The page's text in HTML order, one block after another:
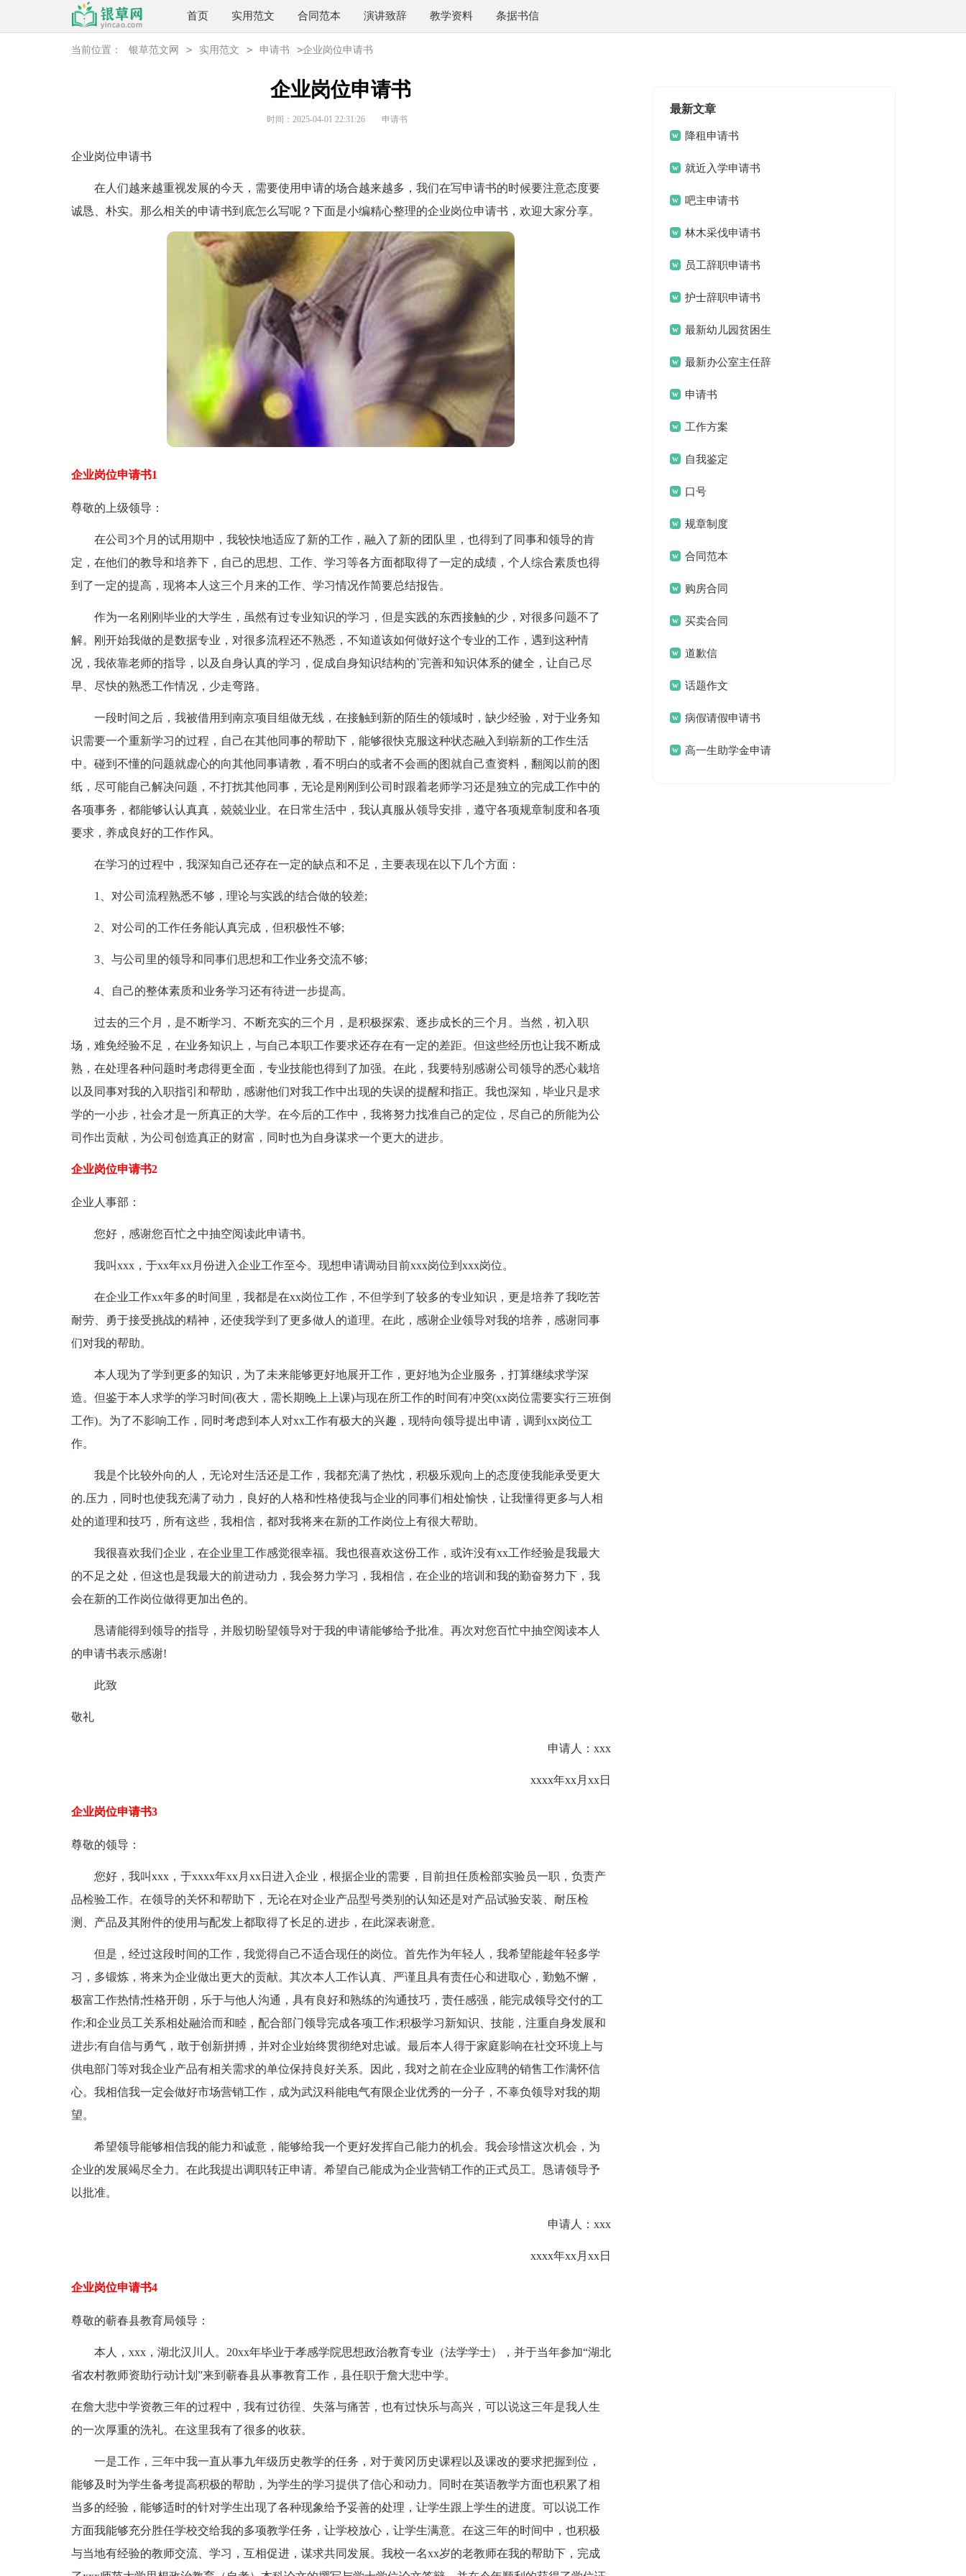
首页 实用范文 合同范本 演讲致辞 教学资料 条据书信
当前位置： 银草范文网 > 实用范文 > 申请书 >企业岗位申请书
企业岗位申请书
时间：2025-04-01 22:31:26 申请书
企业岗位申请书
在人们越来越重视发展的今天，需要使用申请的场合越来越多，我们在写申请书的时候要注意态度要
诚恳、朴实。那么相关的申请书到底怎么写呢？下面是小编精心整理的企业岗位申请书，欢迎大家分享。
企业岗位申请书1
尊敬的上级领导：
在公司3个月的试用期中，我较快地适应了新的工作，融入了新的团队里，也得到了同事和领导的肯
定，在他们的教导和培养下，自己的思想、工作、学习等各方面都取得了一定的成绩，个人综合素质也得
到了一定的提高，现将本人这三个月来的工作、学习情况作简要总结报告。
作为一名刚刚毕业的大学生，虽然有过专业知识的学习，但是实践的东西接触的少，对很多问题不了
解。刚开始我做的是数据专业，对很多流程还不熟悉，不知道该如何做好这个专业的工作，遇到这种情
况，我依靠老师的指导，以及自身认真的学习，促成自身知识结构的`完善和知识体系的健全，让自己尽
早、尽快的熟悉工作情况，少走弯路。
一段时间之后，我被借用到南京项目组做无线，在接触到新的陌生的领域时，缺少经验，对于业务知
识需要一个重新学习的过程，自己在其他同事的帮助下，能够很快克服这种状态融入到崭新的工作生活
中。碰到不懂的问题就虚心的向其他同事请教，看不明白的或者不会画的图就自己查资料，翻阅以前的图
纸，尽可能自己解决问题，不打扰其他同事，无论是刚刚到公司时跟着老师学习还是独立的完成工作中的
各项事务，都能够认认真真，兢兢业业。在日常生活中，我认真服从领导安排，遵守各项规章制度和各项
要求，养成良好的工作作风。
在学习的过程中，我深知自己还存在一定的缺点和不足，主要表现在以下几个方面：
1、对公司流程熟悉不够，理论与实践的结合做的较差;
2、对公司的工作任务能认真完成，但积极性不够;
3、与公司里的领导和同事们思想和工作业务交流不够;
4、自己的整体素质和业务学习还有待进一步提高。
过去的三个月，是不断学习、不断充实的三个月，是积极探索、逐步成长的三个月。当然，初入职
场，难免经验不足，在业务知识上，与自己本职工作要求还存在有一定的差距。但这些经历也让我不断成
熟，在处理各种问题时考虑得更全面，专业技能也得到了加强。在此，我要特别感谢公司领导的悉心栽培
以及同事对我的入职指引和帮助，感谢他们对我工作中出现的失误的提醒和指正。我也深知，毕业只是求
学的一小步，社会才是一所真正的大学。在今后的工作中，我将努力找准自己的定位，尽自己的所能为公
司作出贡献，为公司创造真正的财富，同时也为自身谋求一个更大的进步。
企业岗位申请书2
企业人事部：
您好，感谢您百忙之中抽空阅读此申请书。
我叫xxx，于xx年xx月份进入企业工作至今。现想申请调动目前xxx岗位到xxx岗位。
在企业工作xx年多的时间里，我都是在xx岗位工作，不但学到了较多的专业知识，更是培养了我吃苦
耐劳、勇于接受挑战的精神，还使我学到了更多做人的道理。在此，感谢企业领导对我的培养，感谢同事
们对我的帮助。
本人现为了学到更多的知识，为了未来能够更好地展开工作，更好地为企业服务，打算继续求学深
造。但鉴于本人求学的学习时间(夜大，需长期晚上上课)与现在所工作的时间有冲突(xx岗位需要实行三班倒
工作)。为了不影响工作，同时考虑到本人对xx工作有极大的兴趣，现特向领导提出申请，调到xx岗位工
作。
我是个比较外向的人，无论对生活还是工作，我都充满了热忱，积极乐观向上的态度使我能承受更大
的.压力，同时也使我充满了动力，良好的人格和性格使我与企业的同事们相处愉快，让我懂得更多与人相
处的道理和技巧，所有这些，我相信，都对我将来在新的工作岗位上有很大帮助。
我很喜欢我们企业，在企业里工作感觉很幸福。我也很喜欢这份工作，或许没有xx工作经验是我最大
的不足之处，但这也是我最大的前进动力，我会努力学习，我相信，在企业的培训和我的勤奋努力下，我
会在新的工作岗位做得更加出色的。
恳请能得到领导的指导，并殷切盼望领导对于我的申请能够给予批准。再次对您百忙中抽空阅读本人
的申请书表示感谢!
此致
敬礼
申请人：xxx
xxxx年xx月xx日
企业岗位申请书3
尊敬的领导：
您好，我叫xxx，于xxxx年xx月xx日进入企业，根据企业的需要，目前担任质检部实验员一职，负责产
品检验工作。在领导的关怀和帮助下，无论在对企业产品型号类别的认知还是对产品试验安装、耐压检
测、产品及其附件的使用与配发上都取得了长足的.进步，在此深表谢意。
但是，经过这段时间的工作，我觉得自己不适合现任的岗位。首先作为年轻人，我希望能趁年轻多学
习，多锻炼，将来为企业做出更大的贡献。其次本人工作认真、严谨且具有责任心和进取心，勤勉不懈，
极富工作热情;性格开朗，乐于与他人沟通，具有良好和熟练的沟通技巧，责任感强，能完成领导交付的工
作;和企业员工关系相处融洽而和睦，配合部门领导完成各项工作;积极学习新知识、技能，注重自身发展和
进步;有自信与勇气，敢于创新拼搏，并对企业始终贯彻绝对忠诚。最后本人得于家庭影响在社交环境上与
供电部门等对我企业产品有相关需求的单位保持良好关系。因此，我对之前在企业应聘的销售工作满怀信
心。我相信我一定会做好市场营销工作，成为武汉科能电气有限企业优秀的一分子，不辜负领导对我的期
望。
希望领导能够相信我的能力和诚意，能够给我一个更好发挥自己能力的机会。我会珍惜这次机会，为
企业的发展竭尽全力。在此我提出调职转正申请。希望自己能成为企业营销工作的正式员工。恳请领导予
以批准。
申请人：xxx
xxxx年xx月xx日
企业岗位申请书4
尊敬的蕲春县教育局领导：
本人，xxx，湖北汉川人。20xx年毕业于孝感学院思想政治教育专业（法学学士），并于当年参加“湖北
省农村教师资助行动计划”来到蕲春县从事教育工作，县任职于詹大悲中学。
在詹大悲中学资教三年的过程中，我有过彷徨、失落与痛苦，也有过快乐与高兴，可以说这三年是我人生
的一次厚重的洗礼。在这里我有了很多的收获。
一是工作，三年中我一直从事九年级历史教学的任务，对于黄冈历史课程以及课改的要求把握到位，
能够及时为学生备考提高积极的帮助，为学生的学习提供了信心和动力。同时在英语教学方面也积累了相
当多的经验，能够适时的针对学生出现了各种现象给予妥善的处理，让学生跟上学生的进度。可以说工作
方面我能够充分胜任学校交给我的多项教学任务，让学校放心，让学生满意。在这三年的时间中，也积极
与当地有经验的教师交流、学习，互相促进，谋求共同发展。我校一名xx岁的老教师在我的帮助下，完成
最新文章
降租申请书
就近入学申请书
吧主申请书
林木采伐申请书
员工辞职申请书
护士辞职申请书
最新幼儿园贫困生
申请书简写
最新办公室主任辞
职申请书
申请书
工作方案
自我鉴定
口号
规章制度
合同范本
购房合同
买卖合同
道歉信
话题作文
病假请假申请书
高一生助学金申请